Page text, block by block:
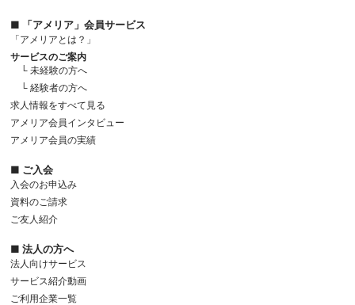
■ 「アメリア」会員サービス
「アメリアとは？」
サービスのご案内
└ 未経験の方へ
└ 経験者の方へ
求人情報をすべて見る
アメリア会員インタビュー
アメリア会員の実績
■ ご入会
入会のお申込み
資料のご請求
ご友人紹介
■ 法人の方へ
法人向けサービス
サービス紹介動画
ご利用企業一覧